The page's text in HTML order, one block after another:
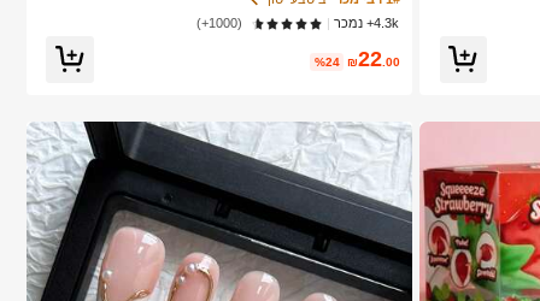
4.3k+ נמכר
(1000+)
₪22 .00
%24